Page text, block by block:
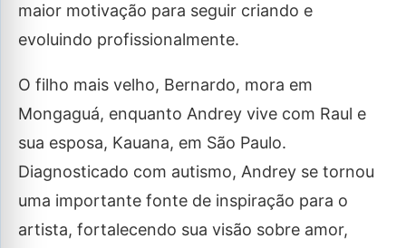
maior motivação para seguir criando e
evoluindo profissionalmente.
O filho mais velho, Bernardo, mora em
Mongaguá, enquanto Andrey vive com Raul e
sua esposa, Kauana, em São Paulo.
Diagnosticado com autismo, Andrey se tornou
uma importante fonte de inspiração para o
artista, fortalecendo sua visão sobre amor,